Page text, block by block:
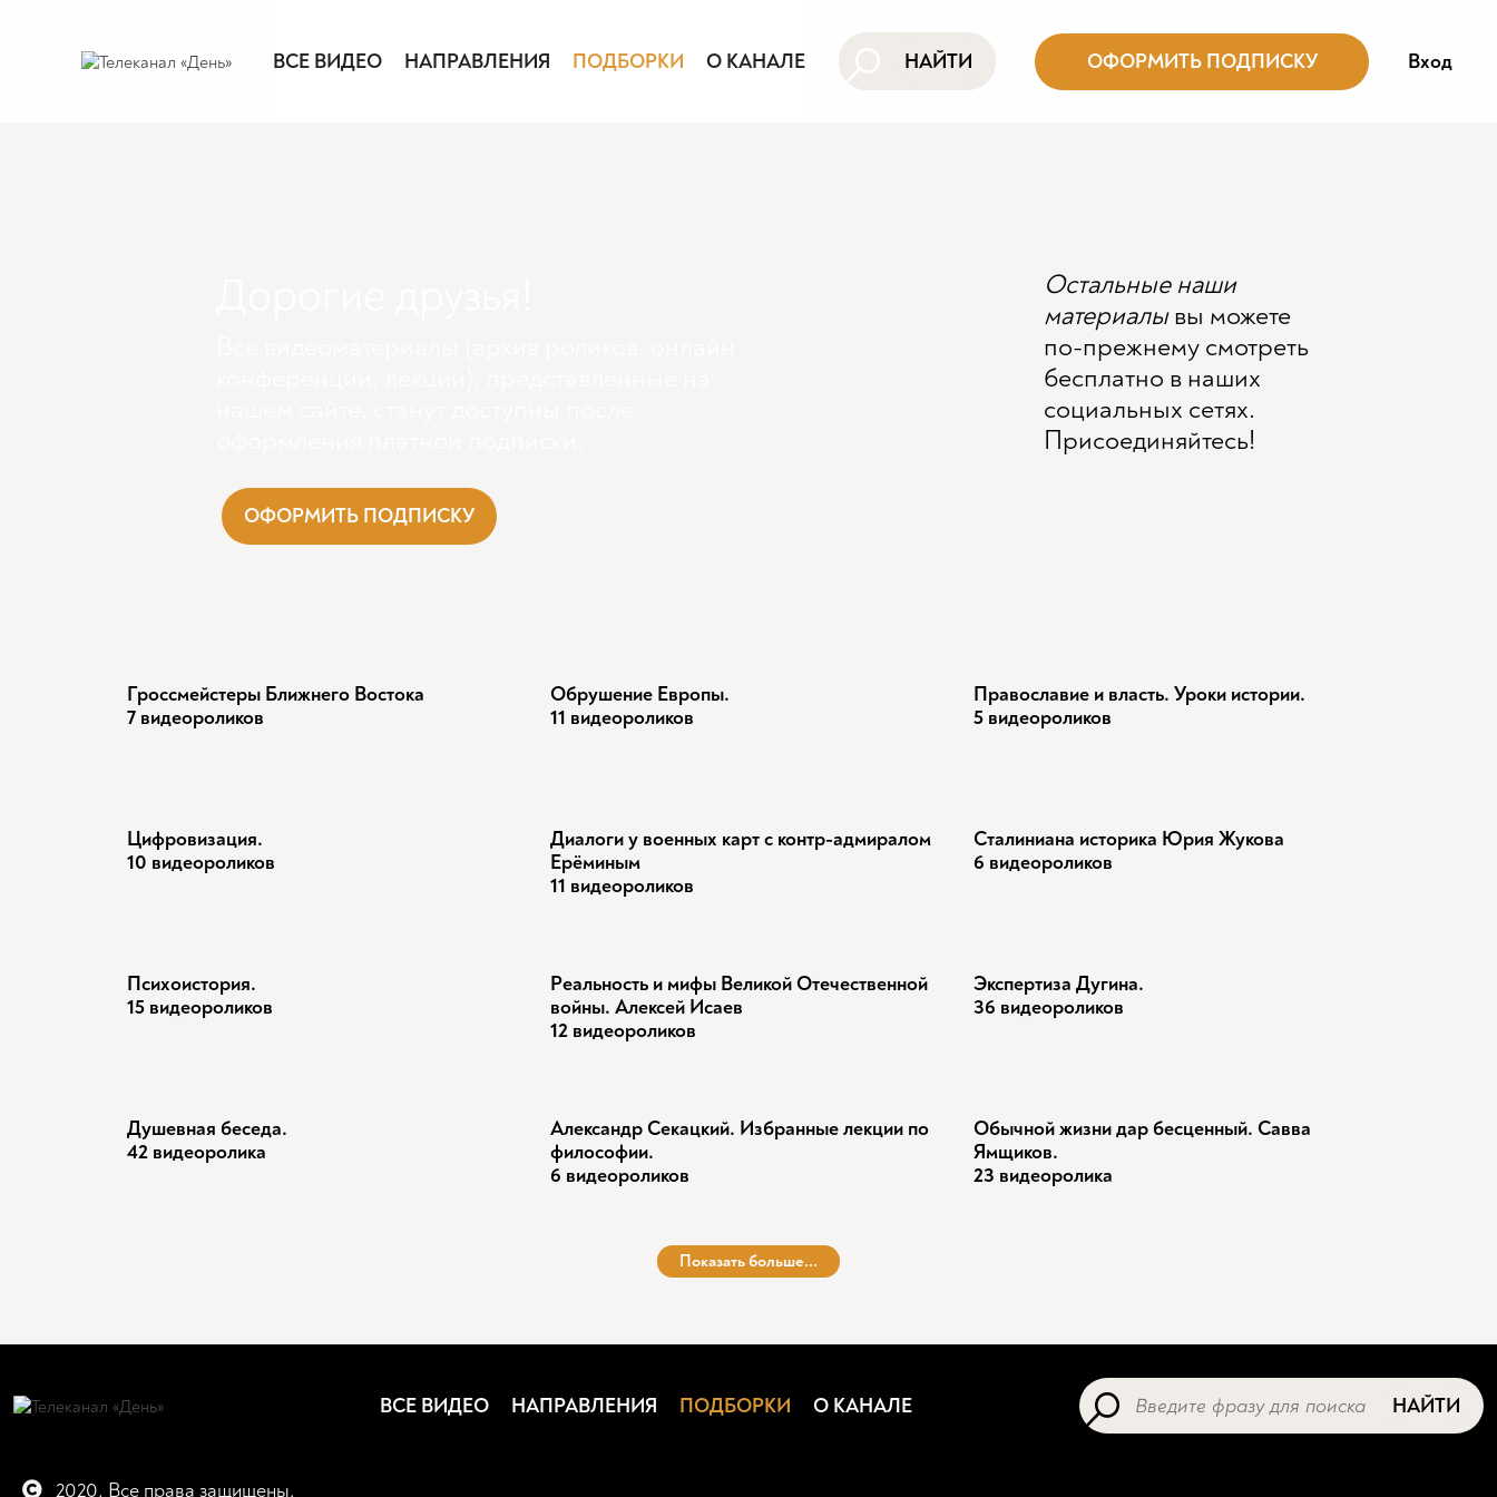
ВСЕ ВИДЕО НАПРАВЛЕНИЯ ПОДБОРКИ О КАНАЛЕ НАЙТИ ОФОРМИТЬ ПОДПИСКУ Вход
ОФОРМИТЬ ПОДПИСКУ
Остальные наши
материалывы можете
по-прежнему смотреть
бесплатно в наших
социальных сетях.
Присоединяйтесь!
Гроссмейстеры Ближнего Востока
7 видеороликов
Обрушение Европы.
11 видеороликов
Православие и власть. Уроки истории.
5 видеороликов
Цифровизация.
10 видеороликов
Диалоги у военных карт с контр-адмиралом
Ерёминым
11 видеороликов
Сталиниана историка Юрия Жукова
6 видеороликов
Психоистория.
15 видеороликов
Реальность и мифы Великой Отечественной
войны. Алексей Исаев
12 видеороликов
Экспертиза Дугина.
36 видеороликов
Душевная беседа.
42 видеоролика
Александр Секацкий. Избранные лекции по
философии.
6 видеороликов
Обычной жизни дар бесценный. Савва
Ямщиков.
23 видеоролика
Показать больше...
ВСЕ ВИДЕО НАПРАВЛЕНИЯ ПОДБОРКИ О КАНАЛЕ НАЙТИ
2020. Все права защищены.